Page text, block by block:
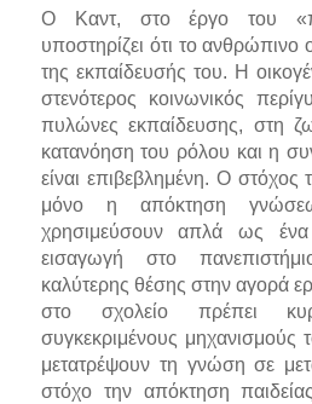
Ο Καντ, στο έργο του
υποστηρίζει ότι το ανθρώπινο
της εκπαίδευσής του. Η
στενότερος κοινωνικός
πυλώνες εκπαίδευσης, στη
κατανόηση του ρόλου και η
είναι επιβεβλημένη. Ο στόχος
μόνο η απόκτηση
χρησιμεύσουν απλά ως ένα
εισαγωγή στο
καλύτερης θέσης στην αγορά
στο σχολείο πρέπει
συγκεκριμένους
μετατρέψουν τη γνώση σε
στόχο την απόκτηση